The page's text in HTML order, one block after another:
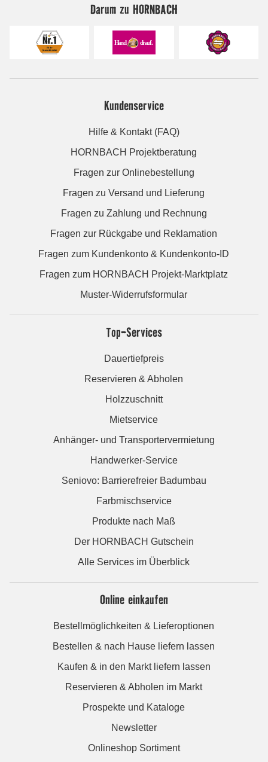
Darum zu HORNBACH
Kundenservice
Hilfe & Kontakt (FAQ)
HORNBACH Projektberatung
Fragen zur Onlinebestellung
Fragen zu Versand und Lieferung
Fragen zu Zahlung und Rechnung
Fragen zur Rückgabe und Reklamation
Fragen zum Kundenkonto & Kundenkonto-ID
Fragen zum HORNBACH Projekt-Marktplatz
Muster-Widerrufsformular
Top-Services
Dauertiefpreis
Reservieren & Abholen
Holzzuschnitt
Mietservice
Anhänger- und Transportervermietung
Handwerker-Service
Seniovo: Barrierefreier Badumbau
Farbmischservice
Produkte nach Maß
Der HORNBACH Gutschein
Alle Services im Überblick
Online einkaufen
Bestellmöglichkeiten & Lieferoptionen
Bestellen & nach Hause liefern lassen
Kaufen & in den Markt liefern lassen
Reservieren & Abholen im Markt
Prospekte und Kataloge
Newsletter
Onlineshop Sortiment